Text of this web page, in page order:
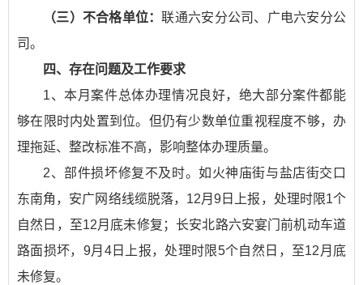
（三）不合格单位：联通六安分公司、广电六安分公
司。
四、存在问题及工作要求
1、本月案件总体办理情况良好，绝大部分案件都能
够在限时内处置到位。但仍有少数单位重视程度不够，办
理拖延、整改标准不高，影响整体办理质量。
2、部件损坏修复不及时。如火神庙街与盐店街交口
东南角，安广网络线缆脱落，12月9日上报，处理时限1个
自然日，至12月底未修复；长安北路六安宴门前机动车道
路面损坏，9月4日上报，处理时限5个自然日，至12月底
未修复。